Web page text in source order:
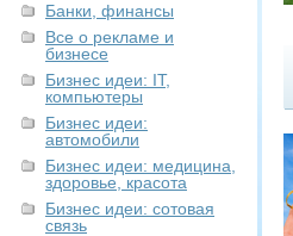
Банки, финансы
Все о рекламе и
бизнесе
Бизнес идеи: IT,
компьютеры
Бизнес идеи:
автомобили
Бизнес идеи: медицина,
здоровье, красота
Бизнес идеи: сотовая
связь